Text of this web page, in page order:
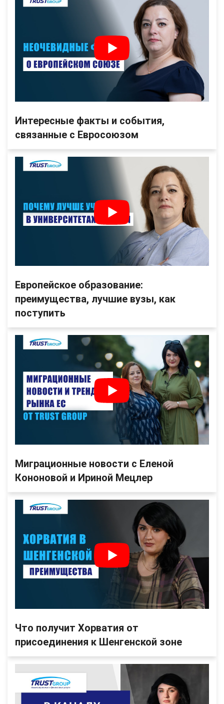
Интересные факты и события,
связанные с Евросоюзом
Европейское образование:
преимущества, лучшие вузы, как
поступить
Миграционные новости с Еленой
Кононовой и Ириной Мецлер
Что получит Хорватия от
присоединения к Шенгенской зоне